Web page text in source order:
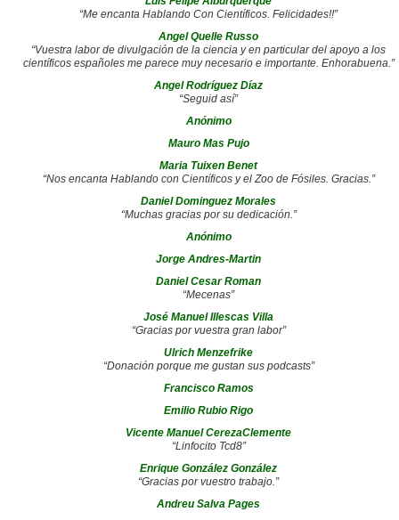
“Me encanta Hablando Con Científicos. Felicidades!!”
Angel Quelle Russo
“Vuestra labor de divulgación de la ciencia y en particular del apoyo a los
científicos españoles me parece muy necesario e importante. Enhorabuena.”
Angel Rodríguez Díaz
“Seguid así”
Anónimo
Mauro Mas Pujo
Maria Tuixen Benet
“Nos encanta Hablando con Científicos y el Zoo de Fósiles. Gracias.”
Daniel Dominguez Morales
“Muchas gracias por su dedicación.”
Anónimo
Jorge Andres-Martin
Daniel Cesar Roman
“Mecenas”
José Manuel Illescas Villa
“Gracias por vuestra gran labor”
Ulrich Menzefrike
“Donación porque me gustan sus podcasts”
Francisco Ramos
Emilio Rubio Rigo
Vicente Manuel CerezaClemente
“Linfocito Tcd8”
Enrique González González
“Gracias por vuestro trabajo.”
Andreu Salva Pages